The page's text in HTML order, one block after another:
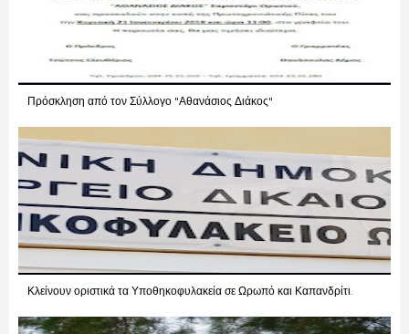
Πρόσκληση από τον Σύλλογο "Αθανάσιος Διάκος"
Κλείνουν οριστικά τα Υποθηκοφυλακεία σε Ωρωπό και Καπανδρίτι.